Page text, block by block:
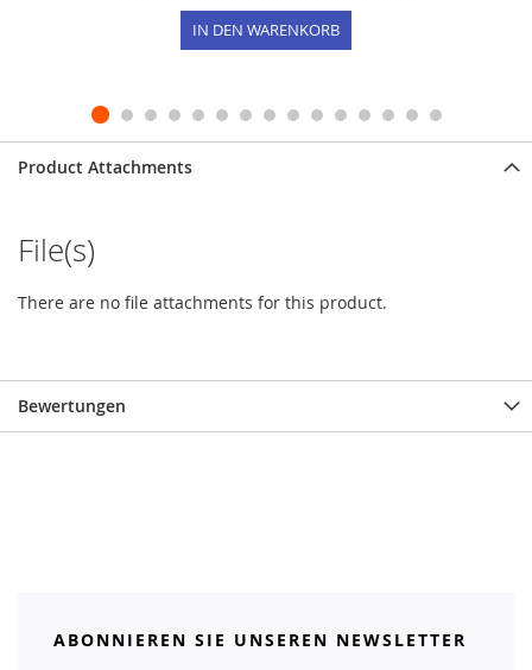
IN DEN WARENKORB
Product Attachments
File(s)
There are no file attachments for this product.
Bewertungen
ABONNIEREN SIE UNSEREN NEWSLETTER